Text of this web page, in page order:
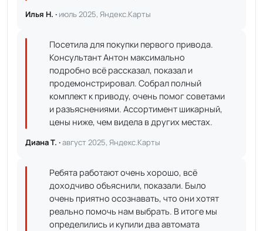
Илья Н. · июль 2025, Яндекс.Карты
Посетила для покупки первого привода.
Консультант Антон максимально
подробно всё рассказал, показал и
продемонстрировал. Собрал полный
комплект к приводу, очень помог советами
и разъяснениями. Ассортимент шикарный,
цены ниже, чем видела в других местах.
Диана Т. ·август 2025, Яндекс.Карты
Ребята работают очень хорошо, всё
доходчиво объяснили, показали. Было
очень приятно осознавать, что они хотят
реально помочь нам выбрать. В итоге мы
определились и купили два автомата